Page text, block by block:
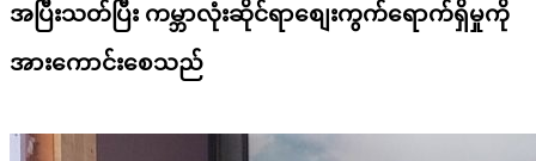
အပြီးသတ်ပြီး ကမ္ဘာလုံးဆိုင်ရာစျေးကွက်ရောက်ရှိမှုကို
အားကောင်းစေသည်